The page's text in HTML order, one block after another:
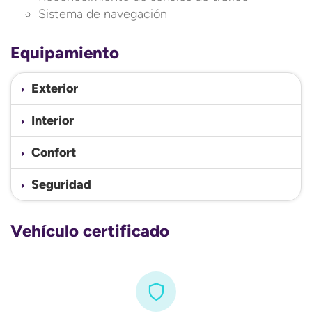
Sistema de navegación
Equipamiento
Exterior
Interior
Confort
Seguridad
Vehículo certificado